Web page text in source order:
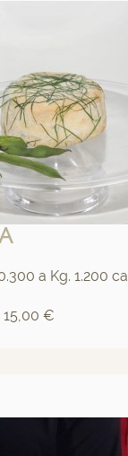
a Kg. 1.200 ca
15,00 €